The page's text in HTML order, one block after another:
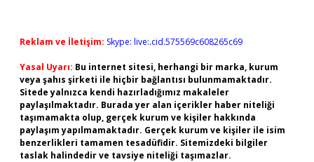
Reklam ve İletişim: Skype: live:.cid.575569c608265c69
Yasal Uyarı: Bu internet sitesi, herhangi bir marka, kurum
veya şahıs şirketi ile hiçbir bağlantısı bulunmamaktadır.
Sitede yalnızca kendi hazırladığımız makaleler
paylaşılmaktadır. Burada yer alan içerikler haber niteliği
taşımamakta olup, gerçek kurum ve kişiler hakkında
paylaşım yapılmamaktadır. Gerçek kurum ve kişiler ile isim
benzerlikleri tamamen tesadüfidir. Sitemizdeki bilgiler
taslak halindedir ve tavsiye niteliği taşımazlar.